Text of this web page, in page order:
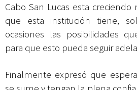
Cabo San Lucas esta
que esta institución tiene,
ocasiones las posibilidades
para que esto pueda seguir
Finalmente expresó que